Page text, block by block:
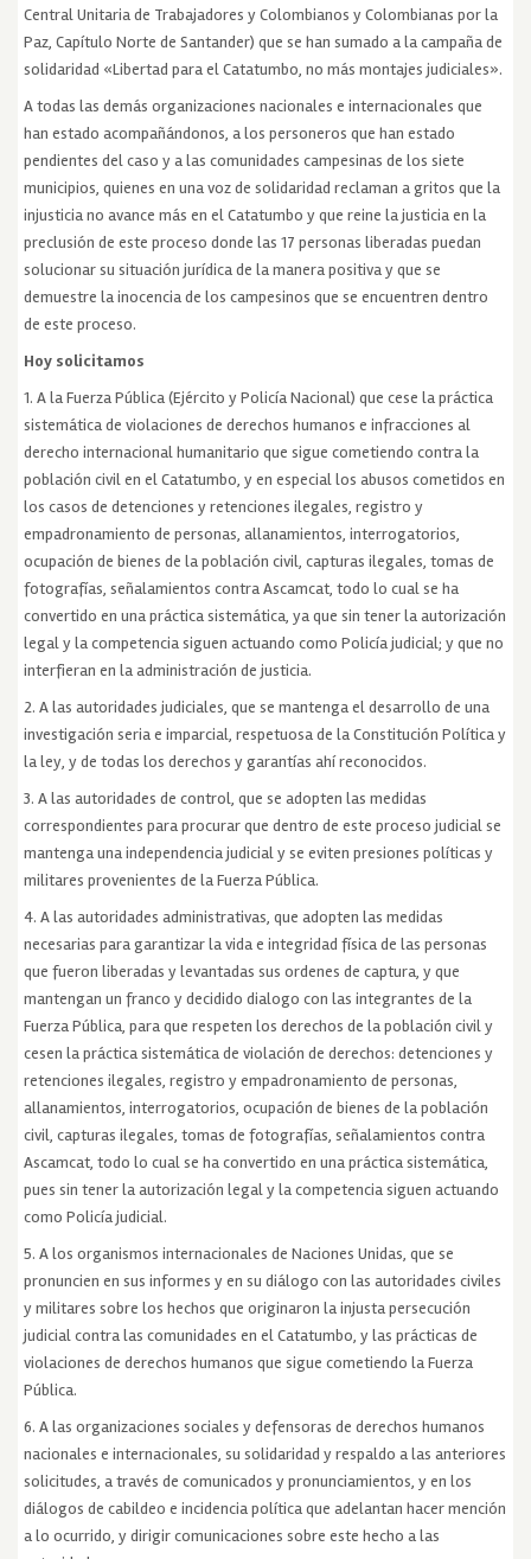
Central Unitaria de Trabajadores y Colombianos y Colombianas por la
Paz, Capítulo Norte de Santander) que se han sumado a la campaña de
solidaridad «Libertad para el Catatumbo, no más montajes judiciales».
A todas las demás organizaciones nacionales e internacionales que
han estado acompañándonos, a los personeros que han estado
pendientes del caso y a las comunidades campesinas de los siete
municipios, quienes en una voz de solidaridad reclaman a gritos que la
injusticia no avance más en el Catatumbo y que reine la justicia en la
preclusión de este proceso donde las 17 personas liberadas puedan
solucionar su situación jurídica de la manera positiva y que se
demuestre la inocencia de los campesinos que se encuentren dentro
de este proceso.
Hoy solicitamos
1. A la Fuerza Pública (Ejército y Policía Nacional) que cese la práctica
sistemática de violaciones de derechos humanos e infracciones al
derecho internacional humanitario que sigue cometiendo contra la
población civil en el Catatumbo, y en especial los abusos cometidos en
los casos de detenciones y retenciones ilegales, registro y
empadronamiento de personas, allanamientos, interrogatorios,
ocupación de bienes de la población civil, capturas ilegales, tomas de
fotografías, señalamientos contra Ascamcat, todo lo cual se ha
convertido en una práctica sistemática, ya que sin tener la autorización
legal y la competencia siguen actuando como Policía judicial; y que no
interfieran en la administración de justicia.
2. A las autoridades judiciales, que se mantenga el desarrollo de una
investigación seria e imparcial, respetuosa de la Constitución Política y
la ley, y de todas los derechos y garantías ahí reconocidos.
3. A las autoridades de control, que se adopten las medidas
correspondientes para procurar que dentro de este proceso judicial se
mantenga una independencia judicial y se eviten presiones políticas y
militares provenientes de la Fuerza Pública.
4. A las autoridades administrativas, que adopten las medidas
necesarias para garantizar la vida e integridad física de las personas
que fueron liberadas y levantadas sus ordenes de captura, y que
mantengan un franco y decidido dialogo con las integrantes de la
Fuerza Pública, para que respeten los derechos de la población civil y
cesen la práctica sistemática de violación de derechos: detenciones y
retenciones ilegales, registro y empadronamiento de personas,
allanamientos, interrogatorios, ocupación de bienes de la población
civil, capturas ilegales, tomas de fotografías, señalamientos contra
Ascamcat, todo lo cual se ha convertido en una práctica sistemática,
pues sin tener la autorización legal y la competencia siguen actuando
como Policía judicial.
5. A los organismos internacionales de Naciones Unidas, que se
pronuncien en sus informes y en su diálogo con las autoridades civiles
y militares sobre los hechos que originaron la injusta persecución
judicial contra las comunidades en el Catatumbo, y las prácticas de
violaciones de derechos humanos que sigue cometiendo la Fuerza
Pública.
6. A las organizaciones sociales y defensoras de derechos humanos
nacionales e internacionales, su solidaridad y respaldo a las anteriores
solicitudes, a través de comunicados y pronunciamientos, y en los
diálogos de cabildeo e incidencia política que adelantan hacer mención
a lo ocurrido, y dirigir comunicaciones sobre este hecho a las